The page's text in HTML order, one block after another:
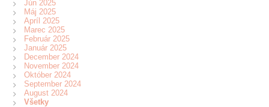
Jún 2025
Máj 2025
Apríl 2025
Marec 2025
Február 2025
Január 2025
December 2024
November 2024
Október 2024
September 2024
August 2024
Všetky